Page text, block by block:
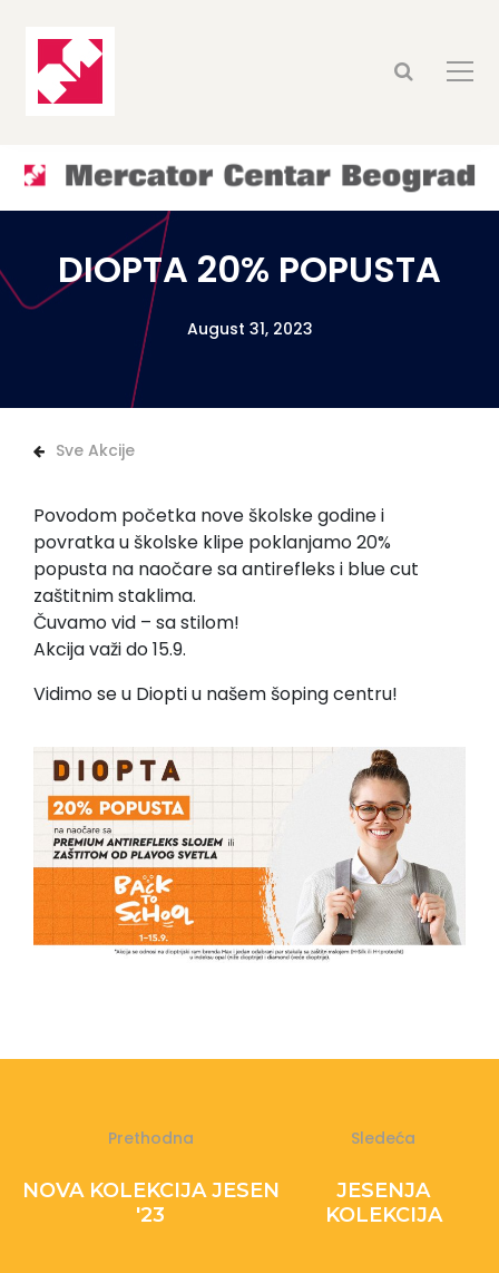
DIOPTA 20% POPUSTA
August 31, 2023
Sve Akcije
Povodom početka nove školske godine i
povratka u školske klipe poklanjamo 20%
popusta na naočare sa antirefleks i blue cut
zaštitnim staklima.
Čuvamo vid – sa stilom!
Akcija važi do 15.9.
Vidimo se u Diopti u našem šoping centru!
Prethodna
NOVA KOLEKCIJA JESEN
'23
Sledeća
JESENJA
KOLEKCIJA